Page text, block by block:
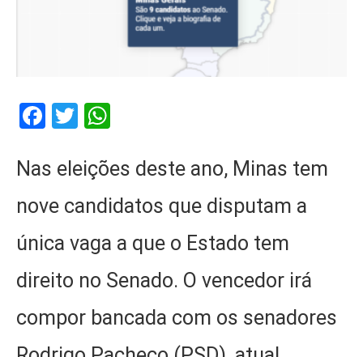
Facebook
Twitter
Nas eleições deste ano, Minas tem
nove candidatos que disputam a
única vaga a que o Estado tem
direito no Senado. O vencedor irá
compor bancada com os senadores